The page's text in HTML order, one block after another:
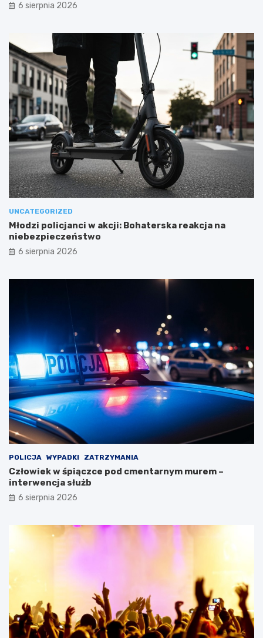
6 sierpnia 2026
UNCATEGORIZED
Młodzi policjanci w akcji: Bohaterska reakcja na
niebezpieczeństwo
6 sierpnia 2026
POLICJA WYPADKI ZATRZYMANIA
Człowiek w śpiączce pod cmentarnym murem –
interwencja służb
6 sierpnia 2026